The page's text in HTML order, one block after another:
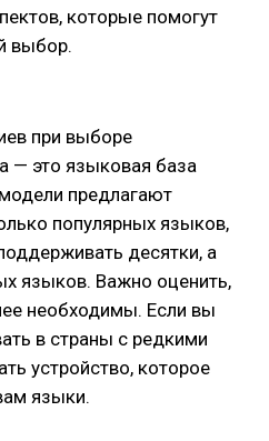
которые помогут
выбор.
при выборе
— это языковая база
предлагают
популярных языков,
десятки, а
языков. Важно оценить,
необходимы. Если вы
в страны с редкими
устройство, которое
языки.